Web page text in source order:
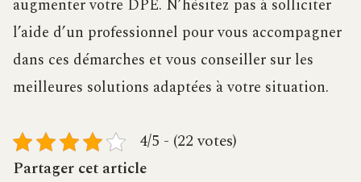
augmenter votre DPE. N’hésitez pas à solliciter
l’aide d’un professionnel pour vous accompagner
dans ces démarches et vous conseiller sur les
meilleures solutions adaptées à votre situation.
4/5 - (22 votes)
Partager cet article